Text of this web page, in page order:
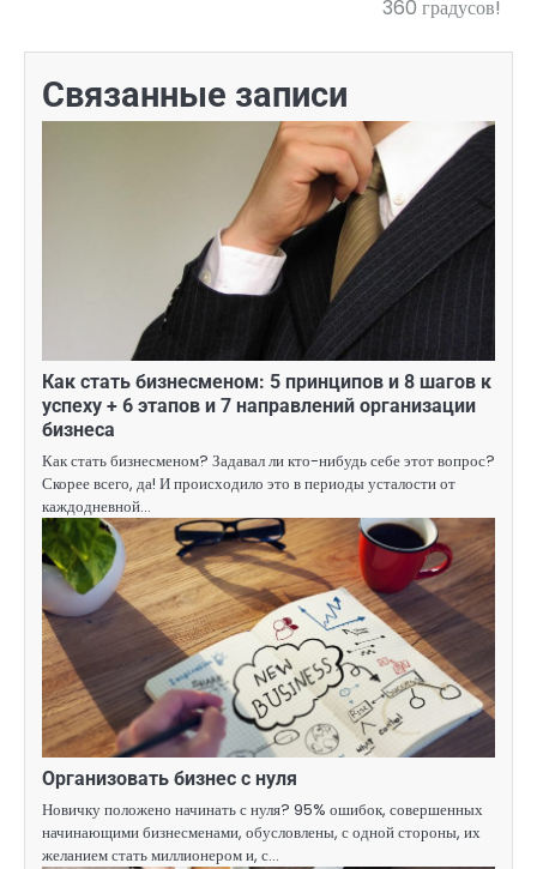
360 градусов!
Связанные записи
Как стать бизнесменом: 5 принципов и 8 шагов к
успеху + 6 этапов и 7 направлений организации
бизнеса
Как стать бизнесменом? Задавал ли кто-нибудь себе этот вопрос?
Скорее всего, да! И происходило это в периоды усталости от
каждодневной…
Организовать бизнес с нуля
Новичку положено начинать с нуля? 95% ошибок, совершенных
начинающими бизнесменами, обусловлены, с одной стороны, их
желанием стать миллионером и, с…